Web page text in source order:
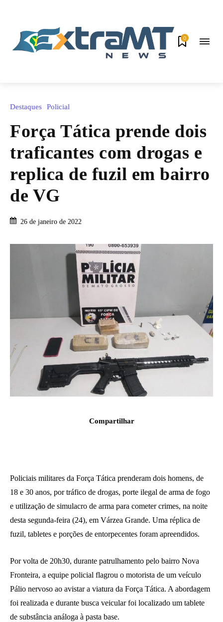
0
Destaques Policial
Força Tática prende dois
traficantes com drogas e
replica de fuzil em bairro
de VG
26 de janeiro de 2022
Compartilhar
Policiais militares da Força Tática prenderam dois homens, de
18 e 30 anos, por tráfico de drogas, porte ilegal de arma de fogo
e utilização de simulacro de arma para cometer crimes, na noite
desta segunda-feira (24), em Várzea Grande. Uma réplica de
fuzil, tabletes e porções de entorpecentes foram apreendidos.
Por volta de 20h30, durante patrulhamento pelo bairro Nova
Fronteira, a equipe policial flagrou o motorista de um veículo
Pálio nervoso ao avistar a viatura da Força Tática. A abordagem
foi realizada e durante busca veicular foi localizado um tablete
de substância análoga à pasta base.